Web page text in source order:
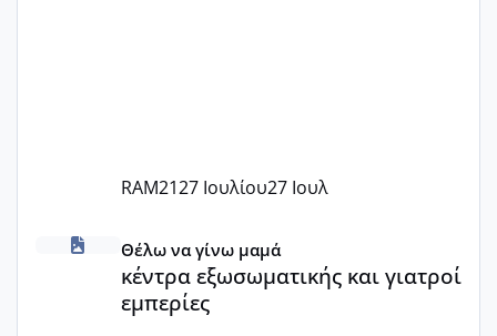
RAM2127 Ιουλίου27 Ιουλ
κέντρα εξωσωματικής και γιατροί εμπερίες
Θέλω να γίνω μαμά
κέντρα εξωσωματικής και γιατροί
εμπερίες